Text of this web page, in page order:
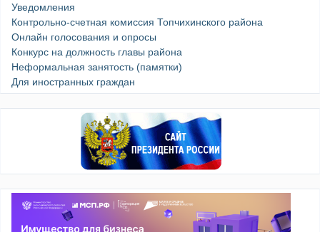
Уведомления
Контрольно-счетная комиссия Топчихинского района
Онлайн голосования и опросы
Конкурс на должность главы района
Неформальная занятость (памятки)
Для иностранных граждан